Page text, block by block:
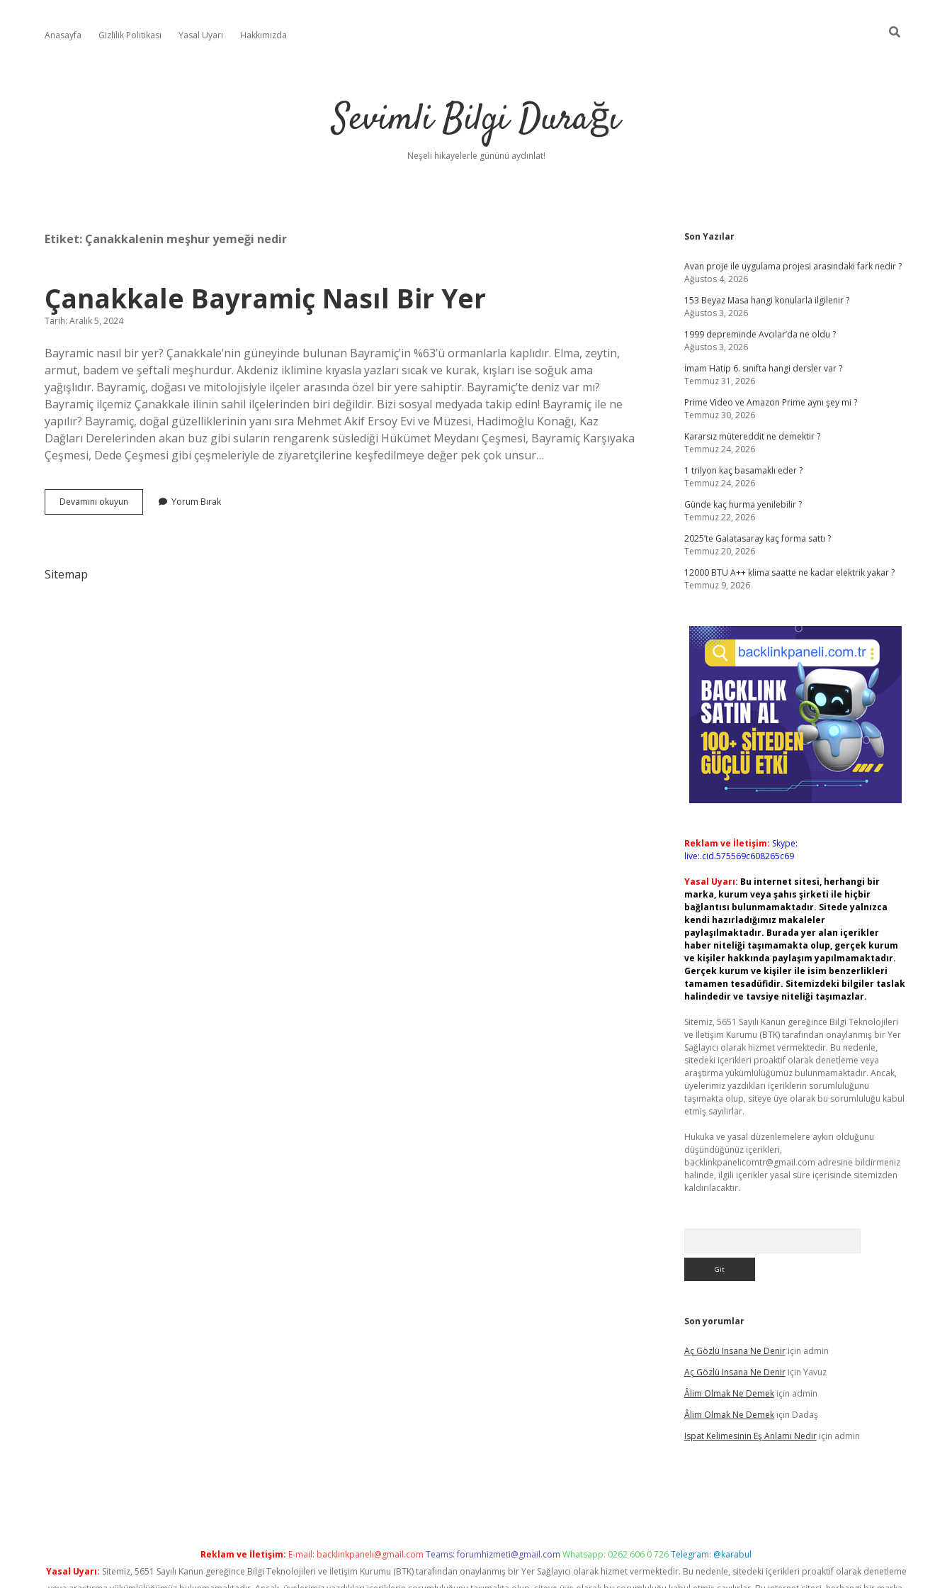
Anasayfa Gizlilik Politikası Yasal Uyarı Hakkımızda
Sevimli Bilgi Durağı
Neşeli hikayelerle gününü aydınlat!
Etiket: Çanakkalenin meşhur yemeği nedir
Çanakkale Bayramiç Nasıl Bir Yer
Tarih: Aralık 5, 2024
Bayramic nasıl bir yer? Çanakkale’nin güneyinde bulunan Bayramiç’in %63’ü ormanlarla kaplıdır. Elma, zeytin,
armut, badem ve şeftali meşhurdur. Akdeniz iklimine kıyasla yazları sıcak ve kurak, kışları ise soğuk ama
yağışlıdır. Bayramiç, doğası ve mitolojisiyle ilçeler arasında özel bir yere sahiptir. Bayramiç’te deniz var mı?
Bayramiç ilçemiz Çanakkale ilinin sahil ilçelerinden biri değildir. Bizi sosyal medyada takip edin! Bayramiç ile ne
yapılır? Bayramiç, doğal güzelliklerinin yanı sıra Mehmet Akif Ersoy Evi ve Müzesi, Hadimoğlu Konağı, Kaz
Dağları Derelerinden akan buz gibi suların rengarenk süslediği Hükümet Meydanı Çeşmesi, Bayramiç Karşıyaka
Çeşmesi, Dede Çeşmesi gibi çeşmeleriyle de ziyaretçilerine keşfedilmeye değer pek çok unsur…
Devamını okuyun Çanakkale
Bayramiç
Yorum Bırak
Sitemap
Sidebar
Son Yazılar
Avan proje ile uygulama projesi arasındaki fark nedir ?
Ağustos 4, 2026
153 Beyaz Masa hangi konularla ilgilenir ?
Ağustos 3, 2026
1999 depreminde Avcılar’da ne oldu ?
Ağustos 3, 2026
İmam Hatip 6. sınıfta hangi dersler var ?
Temmuz 31, 2026
Prime Video ve Amazon Prime aynı şey mi ?
Temmuz 30, 2026
Kararsız mütereddit ne demektir ?
Temmuz 24, 2026
1 trilyon kaç basamaklı eder ?
Temmuz 24, 2026
Günde kaç hurma yenilebilir ?
Temmuz 22, 2026
2025’te Galatasaray kaç forma sattı ?
Temmuz 20, 2026
12000 BTU A++ klima saatte ne kadar elektrik yakar ?
Temmuz 9, 2026
Reklam ve İletişim: Skype:
live:.cid.575569c608265c69
Yasal Uyarı: Bu internet sitesi, herhangi bir
marka, kurum veya şahıs şirketi ile hiçbir
bağlantısı bulunmamaktadır. Sitede yalnızca
kendi hazırladığımız makaleler
paylaşılmaktadır. Burada yer alan içerikler
haber niteliği taşımamakta olup, gerçek kurum
ve kişiler hakkında paylaşım yapılmamaktadır.
Gerçek kurum ve kişiler ile isim benzerlikleri
tamamen tesadüfidir. Sitemizdeki bilgiler taslak
halindedir ve tavsiye niteliği taşımazlar.
Sitemiz, 5651 Sayılı Kanun gereğince Bilgi Teknolojileri
ve İletişim Kurumu (BTK) tarafından onaylanmış bir Yer
Sağlayıcı olarak hizmet vermektedir. Bu nedenle,
sitedeki içerikleri proaktif olarak denetleme veya
araştırma yükümlülüğümüz bulunmamaktadır. Ancak,
üyelerimiz yazdıkları içeriklerin sorumluluğunu
taşımakta olup, siteye üye olarak bu sorumluluğu kabul
etmiş sayılırlar.
Hukuka ve yasal düzenlemelere aykırı olduğunu
düşündüğünüz içerikleri,
backlinkpanelicomtr@gmail.com adresine bildirmeniz
halinde, ilgili içerikler yasal süre içerisinde sitemizden
kaldırılacaktır.
Son yorumlar
Aç Gözlü Insana Ne Deniriçin admin
Aç Gözlü Insana Ne Deniriçin Yavuz
Âlim Olmak Ne Demekiçin admin
Âlim Olmak Ne Demekiçin Dadaş
Ispat Kelimesinin Eş Anlamı Nediriçin admin
Reklam ve İletişim: E-mail: backlinkpaneli@gmail.com Teams:forumhizmeti@gmail.com Whatsapp: 0262 606 0 726Telegram: @karabul
Yasal Uyarı: Sitemiz, 5651 Sayılı Kanun gereğince Bilgi Teknolojileri ve İletişim Kurumu (BTK) tarafından onaylanmış bir Yer Sağlayıcı olarak hizmet vermektedir. Bu nedenle, sitedeki içerikleri proaktif olarak denetleme